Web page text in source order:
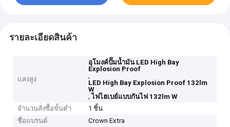
รายละเอียดสินค้า
แสงสูง
อุโมงค์ปั๊มน้ำมัน LED High Bay
Explosion Proof
,
LED High Bay Explosion Proof 132lm
W
,ไฟไฮเบย์แบบกันไฟ 132lm W
จำนวนสั่งซื้อขั้นต่ำ
1 ชิ้น
ชื่อแบรนด์
Crown Extra